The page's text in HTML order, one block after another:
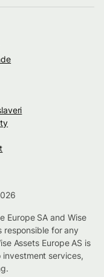
Europe SA and Wise
responsible for any
Assets Europe AS is
services,